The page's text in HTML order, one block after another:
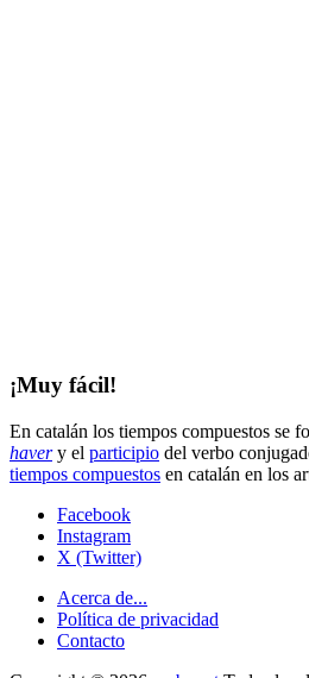
¡Muy fácil!
En catalán los tiempos compuestos se
havery el participio del verbo
tiempos compuestos en catalán en los
Facebook
Instagram
X (Twitter)
Acerca de...
Política de privacidad
Contacto